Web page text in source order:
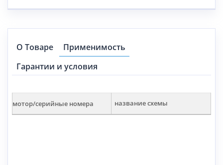
О Товаре
Применимость
Гарантии и условия
мотор/серийные номера название схемы